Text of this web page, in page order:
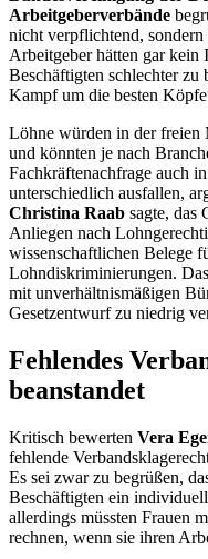
Arbeitgeberverbände
nicht verpflichtend,
Arbeitgeber hätten gar kein
Beschäftigten schlechter zu
Kampf um die besten
Löhne würden in der freien
und könnten je nach
Fachkräftenachfrage auch
unterschiedlich ausfallen,
Christina Raab sagte, das
Anliegen nach
wissenschaftlichen Belege
Lohndiskriminierungen.
mit unverhältnismäßigen
Gesetzentwurf zu niedrig
Fehlendes
beanstandet
Kritisch bewerten Vera
fehlende
Es sei zwar zu begrüßen,
Beschäftigten ein
allerdings müssten Frauen
rechnen, wenn sie ihren